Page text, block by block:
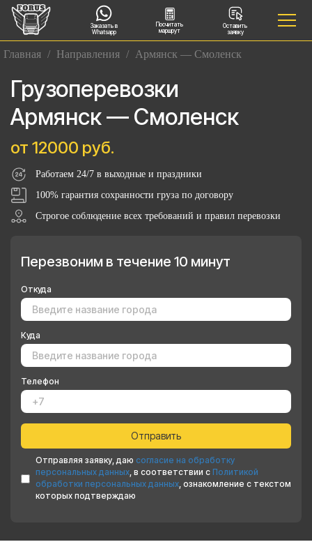
Заказать в
Whatsapp
Посчитать
маршрут
Оставить
заявку
Главная / Направления / Армянск — Смоленск
Грузоперевозки
Армянск — Смоленск
от 12000 руб.
Работаем 24/7 в выходные и праздники
100% гарантия сохранности груза по договору
Строгое соблюдение всех требований и правил перевозки
Перезвоним в течение 10 минут
Откуда
Куда
Телефон
Отправляя заявку, даю согласие на обработку
персональных данных, в соответствии с Политикой
обработки персональных данных, ознакомление с текстом
которых подтверждаю